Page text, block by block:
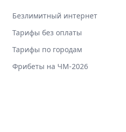
Безлимитный интернет
Тарифы без оплаты
Тарифы по городам
Фрибеты на ЧМ-2026